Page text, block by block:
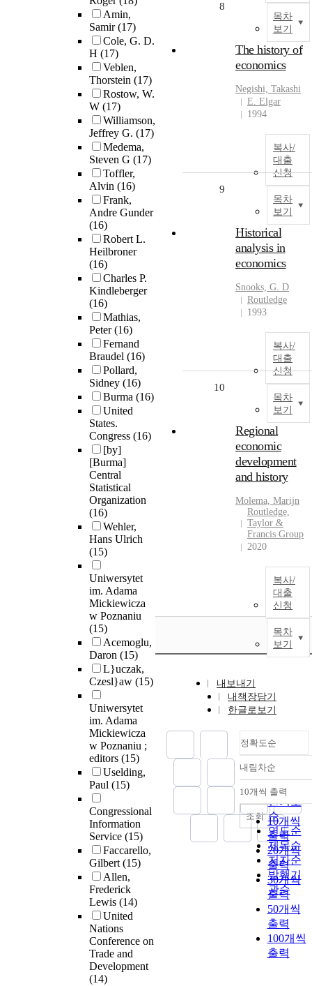
Amin,
Samir(17)
Cole, G. D.
H (17)
Veblen,
Thorstein (17)
Rostow, W.
W (17)
Williamson,
Jeffrey G. (17)
Medema,
Steven G (17)
Toffler,
Alvin (16)
Frank,
Andre Gunder
(16)
Robert L.
Heilbroner
(16)
Charles P.
Kindleberger
(16)
Mathias,
Peter(16)
Fernand
Braudel (16)
Pollard,
Sidney (16)
Burma (16)
United
States.
Congress (16)
[by]
[Burma]
Central
Statistical
Organization
(16)
Wehler,
Hans Ulrich
(15)
Uniwersytet
im. Adama
Mickiewicza
w Poznaniu
(15)
Acemoglu,
Daron (15)
L}uczak,
Czesl}aw (15)
Uniwersytet
im. Adama
Mickiewicza
w Poznaniu ;
editors (15)
Uselding,
Paul (15)
Congressional
Information
Service (15)
Faccarello,
Gilbert(15)
Allen,
Frederick
Lewis (14)
United
Nations
Conference on
Trade and
Development
(14)
목차
보기
8
The history of
economics
Negishi, Takashi
E. Elgar
1994
복사/
대출
신청
목차
보기
9
Historical
analysis in
economics
Snooks, G. D
Routledge
1993
복사/
대출
신청
목차
보기
10
Regional
economic
development
and history
Molema, Marijn
Routledge,
Taylor &
Francis Group
2020
복사/
대출
신청
목차
보기
내보내기
내책장담기
한글로보기
정확도순
정확도
순
인기도
순
연도순
제목순
저자순
발행기
관순
내림차순
내림차순
10개씩 출력
10개씩
출력
20개씩
출력
30개씩
출력
50개씩
출력
100개씩
출력
조회